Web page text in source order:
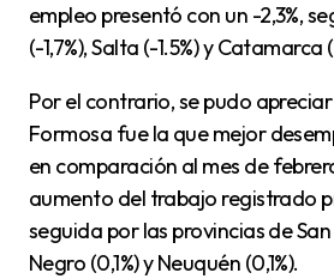
empleo presentó con un -2,3%,
(-1,7%), Salta (-1.5%) y Catamarca (-
Por el contrario, se pudo apreciar que la provincia de
Formosa fue la que mejor
en comparación al mes de
aumento del trabajo registrado
seguida por las provincias de San
Negro (0,1%) y Neuquén (0,1%).